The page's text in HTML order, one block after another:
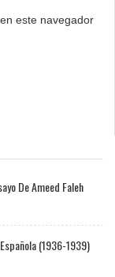
este navegador
De Ameed Faleh
(1936-1939)